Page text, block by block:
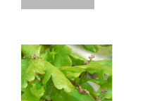
5